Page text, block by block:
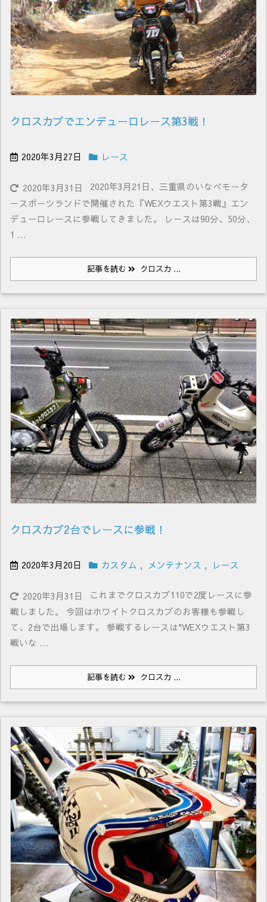
クロスカブでエンデューロレース第3戦！
2020年3月27日 レース
2020年3月31日
2020年3月21日、三重県のいなべモータ
ースポーツランドで開催された『WEXウエスト第3戦』エン
デューロレースに参戦してきました。 レースは90分、50分、
1 ...
記事を読む クロスカ ...
クロスカブ2台でレースに参戦！
2020年3月20日 カスタム , メンテナンス , レース
2020年3月31日
これまでクロスカブ110で2度レースに参
戦しました。 今回はホワイトクロスカブのお客様も参戦し
て、2台で出場します。 参戦するレースは"WEXウエスト第3
戦いな ...
記事を読む クロスカ ...